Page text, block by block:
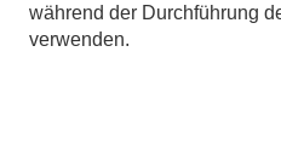
während der Durchführung
verwenden.